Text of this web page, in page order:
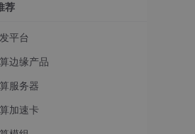
荐
平台
边缘产品
服务器
加速卡